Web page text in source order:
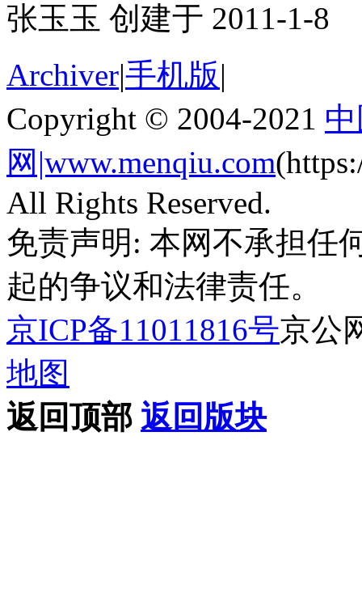
张玉玉 创建于 2011-1-8
Archiver|手机版|
Copyright © 2004-2021
网|www.menqiu.com
All Rights Reserved.
免责声明: 本网不承担任
起的争议和法律责任。
京ICP备11011816号京公
地图
返回顶部 返回版块